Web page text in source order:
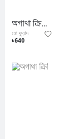
অগাথা ক্রিস্টি সমগ্র ৪
মো ফুয়াদ আল ফিদা
৳640